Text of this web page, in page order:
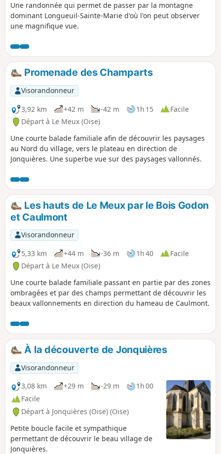
Une randonnée qui permet de passer par la montagne
dominant Longueuil-Sainte-Marie d'où l'on peut observer
une magnifique vue.
Promenade des Champarts
Visorandonneur
3,92 km
+42 m -42 m 1h 15
Facile
Départ à Le Meux (Oise)
Une courte balade familiale afin de découvrir les paysages
au Nord du village, vers le plateau en direction de
Jonquières. Une superbe vue sur des paysages vallonnés.
Les hauts de Le Meux par le Bois Godon
et Caulmont
Visorandonneur
5,33 km
+44 m -36 m 1h 40
Facile
Départ à Le Meux (Oise)
Une courte balade familiale passant en partie par des zones
ombragées et par des champs permettant de découvrir les
beaux vallonnements en direction du hameau de Caulmont.
À la découverte de Jonquières
Visorandonneur
3,08 km
+29 m -29 m
1h 00
Facile
Départ à Jonquières (Oise) (Oise)
Petite boucle facile et sympathique
permettant de découvrir le beau village de
Jonquières.